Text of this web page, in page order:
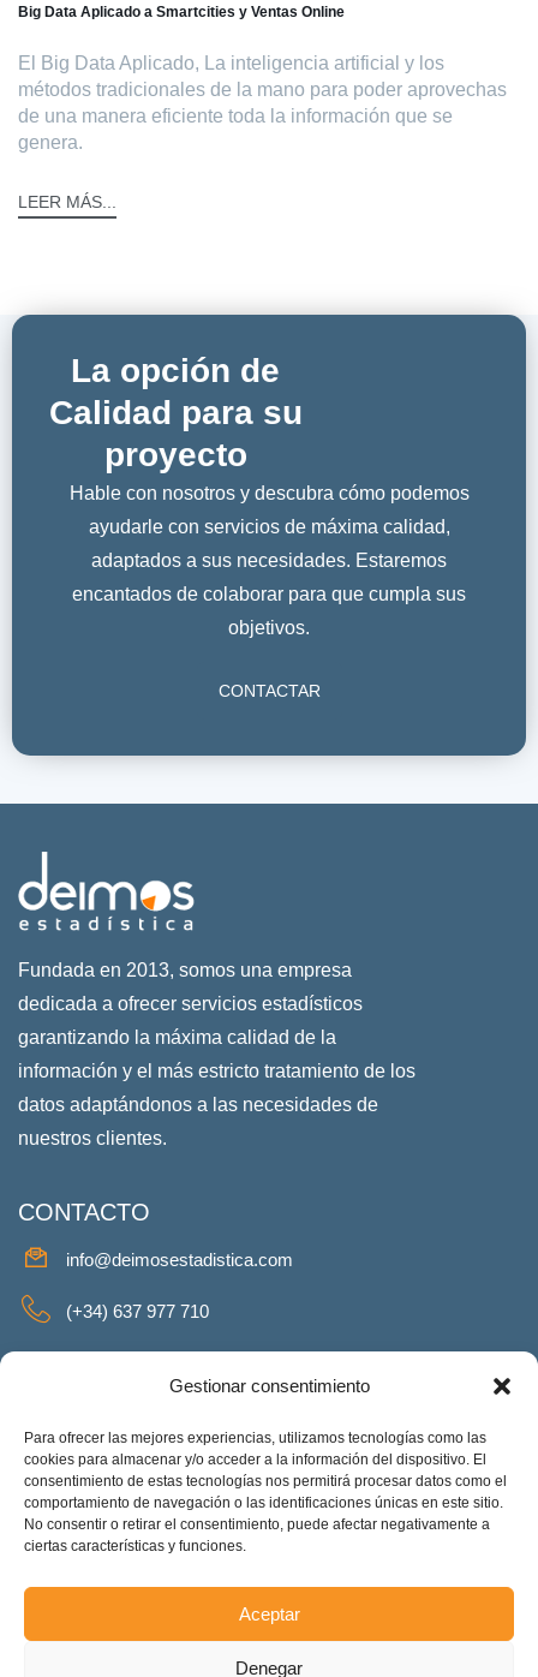
Gestionar consentimiento
Para ofrecer las mejores experiencias, utilizamos tecnologías como las
cookies para almacenar y/o acceder a la información del dispositivo. El
consentimiento de estas tecnologías nos permitirá procesar datos como el
comportamiento de navegación o las identificaciones únicas en este sitio.
No consentir o retirar el consentimiento, puede afectar negativamente a
ciertas características y funciones.
Aceptar
Denegar
Big Data Aplicado a Smartcities y Ventas Online
El Big Data Aplicado, La inteligencia artificial y los
métodos tradicionales de la mano para poder aprovechas
de una manera eficiente toda la información que se
genera.
LEER MÁS...
La opción de
Calidad para su
proyecto
Hable con nosotros y descubra cómo podemos
ayudarle con servicios de máxima calidad,
adaptados a sus necesidades. Estaremos
encantados de colaborar para que cumpla sus
objetivos.
CONTACTAR
Fundada en 2013, somos una empresa
dedicada a ofrecer servicios estadísticos
garantizando la máxima calidad de la
información y el más estricto tratamiento de los
datos adaptándonos a las necesidades de
nuestros clientes.
CONTACTO
info@deimosestadistica.com
(+34) 637 977 710
REDES SOCIALES
Facebook Twitter Linkeding Instagram
Deimos Estadística S.L. – ES-B90375460. Copyright © 2025.
Todos los derechos reservados.